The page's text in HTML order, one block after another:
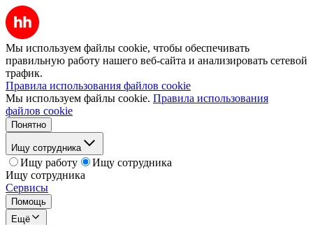
Мы используем файлы cookie, чтобы обеспечивать
правильную работу нашего веб-сайта и анализировать сетевой
трафик.
Правила использования файлов cookie
Мы используем файлы cookie. Правила использования
файлов cookie
Понятно
Ищу сотрудника
Ищу работу
Ищу сотрудника
Ищу сотрудника
Сервисы
Помощь
Ещё